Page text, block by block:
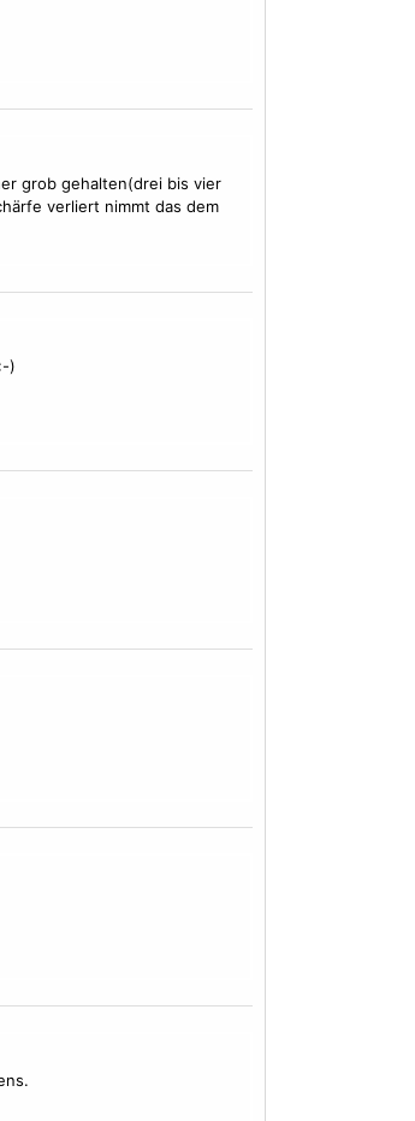
grob gehalten(drei bis vier
verliert nimmt das dem
)